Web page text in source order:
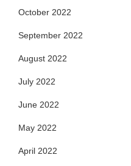
October 2022
September 2022
August 2022
July 2022
June 2022
May 2022
April 2022